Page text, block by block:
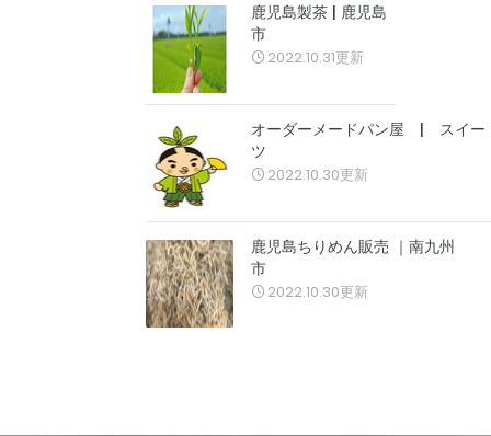
鹿児島製茶 | 鹿児島
市
2022.10.31更新
オーダーメードパン屋 | スイー
ツ
2022.10.30更新
鹿児島ちりめん販売 ｜南九州
市
2022.10.30更新